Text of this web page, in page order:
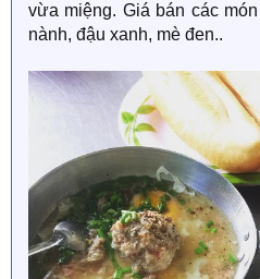
vừa miệng. Giá bán các
nành, đậu xanh, mè đen..